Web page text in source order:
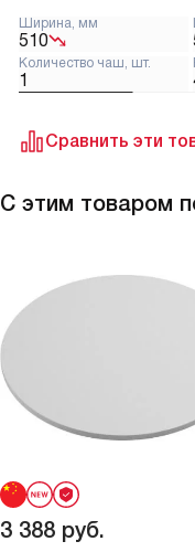
Сравнить эти
Ширина, мм
510
Количество чаш, шт.
1
С этим товаром
3 388 руб.